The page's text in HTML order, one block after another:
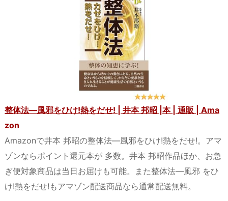
整体法―風邪をひけ!熱をだせ! | 井本 邦昭 |本 | 通販 | Ama
zon
Amazonで井本 邦昭の整体法―風邪をひけ!熱をだせ!。アマ
ゾンならポイント還元本が 多数。井本 邦昭作品ほか、お急
ぎ便対象商品は当日お届けも可能。また整体法―風邪 をひ
け!熱をだせ!もアマゾン配送商品なら通常配送無料。